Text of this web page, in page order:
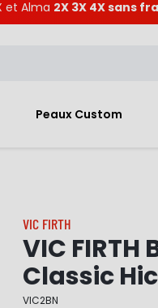
et Alma 2X 3X 4X sans
Peaux Custom
VIC FIRTH
VIC
Classic
VIC2BN